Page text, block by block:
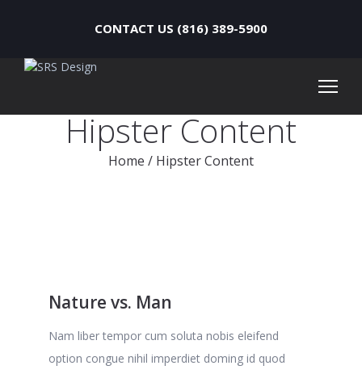
CONTACT US (816) 389-5900
Hipster Content
Home / Hipster Content
Nature vs. Man
Nam liber tempor cum soluta nobis eleifend
option congue nihil imperdiet doming id quod